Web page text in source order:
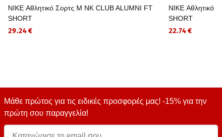
NIKE Αθλητικό Σορτς M NK CLUB ALUMNI FT
SHORT
29.24 €
NIKE Αθλητικό
SHORT
22.74 €
Μάθε πρώτος για τις ειδικές προσφορές μας! -15% για την
πρώτη σου παραγγελία!